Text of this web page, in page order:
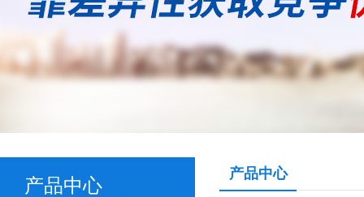
产品中心
产品中心